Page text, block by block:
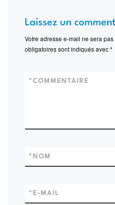
Laissez un
Votre adresse e-mail ne sera
obligatoires sont indiqués avec*
COMMENTAIRE
*
NOM
*
E-MAIL
*